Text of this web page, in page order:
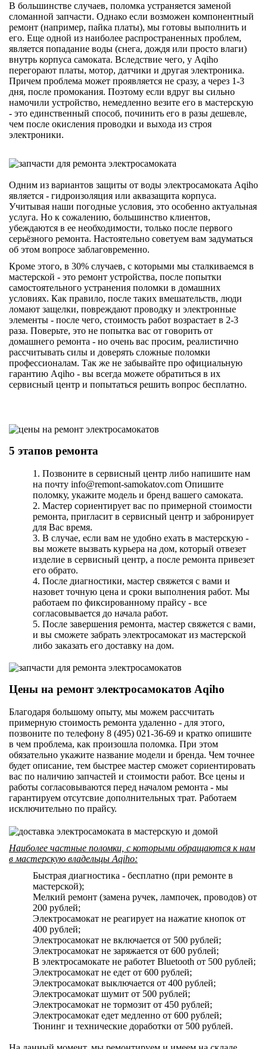
В большинстве случаев, поломка устраняется заменой
сломанной запчасти. Однако если возможен компонентный
ремонт (например, пайка платы), мы готовы выполнить и
его. Еще одной из наиболее распространенных проблем,
является попадание воды (снега, дождя или просто влаги)
внутрь корпуса самоката. Вследствие чего, у Aqiho
перегорают платы, мотор, датчики и другая электроника.
Причем проблема может проявляется не сразу, а через 1-3
дня, после промокания. Поэтому если вдруг вы сильно
намочили устройство, немедленно везите его в мастерскую
- это единственный способ, починить его в разы дешевле,
чем после окисления проводки и выхода из строя
электроники.
Одним из вариантов защиты от воды электросамоката Aqiho
является - гидроизоляция или аквазащита корпуса.
Учитывая наши погодные условия, это особенно актуальная
услуга. Но к сожалению, большинство клиентов,
убеждаются в ее необходимости, только после первого
серьёзного ремонта. Настоятельно советуем вам задуматься
об этом вопросе заблаговременно.
Кроме этого, в 30% случаев, с которыми мы сталкиваемся в
мастерской - это ремонт устройства, после попытки
самостоятельного устранения поломки в домашних
условиях. Как правило, после таких вмешательств, люди
ломают защелки, повреждают проводку и электронные
элементы - после чего, стоимость работ возрастает в 2-3
раза. Поверьте, это не попытка вас от говорить от
домашнего ремонта - но очень вас просим, реалистично
рассчитывать силы и доверять сложные поломки
профессионалам. Так же не забывайте про официальную
гарантию Aqiho - вы всегда можете обратиться в их
сервисный центр и попытаться решить вопрос бесплатно.
5 этапов ремонта
1. Позвоните в сервисный центр либо напишите нам
на почту info@remont-samokatov.com Опишите
поломку, укажите модель и бренд вашего самоката.
2. Мастер сориентирует вас по примерной стоимости
ремонта, пригласит в сервисный центр и забронирует
для Вас время.
3. В случае, если вам не удобно ехать в мастерскую -
вы можете вызвать курьера на дом, который отвезет
изделие в сервисный центр, а после ремонта привезет
его обрато.
4. После диагностики, мастер свяжется с вами и
назовет точную цена и сроки выполнения работ. Мы
работаем по фиксированному прайсу - все
согласовывается до начала работ.
5. После завершения ремонта, мастер свяжется с вами,
и вы сможете забрать электросамокат из мастерской
либо заказать его доставку на дом.
Цены на ремонт электросамокатов Aqiho
Благодаря большому опыту, мы можем рассчитать
примерную стоимость ремонта удаленно - для этого,
позвоните по телефону 8 (495) 021-36-69 и кратко опишите
в чем проблема, как произошла поломка. При этом
обязательно укажите название модели и бренда. Чем точнее
будет описание, тем быстрее мастер сможет сориентировать
вас по наличию запчастей и стоимости работ. Все цены и
работы согласовываются перед началом ремонта - мы
гарантируем отсутсвие дополнительных трат. Работаем
исключительно по прайсу.
Наиболее частные поломки, с которыми обращаются к нам
в мастерскую владельцы Aqiho:
Быстрая диагностика - бесплатно (при ремонте в
мастерской);
Мелкий ремонт (замена ручек, лампочек, проводов) от
200 рублей;
Электросамокат не реагирует на нажатие кнопок от
400 рублей;
Электросамокат не включается от 500 рублей;
Электросамокат не заряжается от 600 рублей;
В электросамокате не работет Bluetooth от 500 рублей;
Электросамокат не едет от 600 рублей;
Электросамокат выключается от 400 рублей;
Электросамокат шумит от 500 рублей;
Электросамокат не тормозит от 450 рублей;
Электросамокат едет медленно от 600 рублей;
Тюнинг и технические доработки от 500 рублей.